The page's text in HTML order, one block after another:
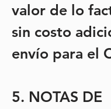
valor de lo
sin costo
envío para el
5. NOTAS DE